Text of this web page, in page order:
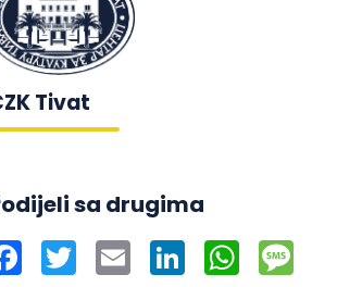
Tivat
sa drugima
Facebook
Twitter Email LinkedInWhatsApp